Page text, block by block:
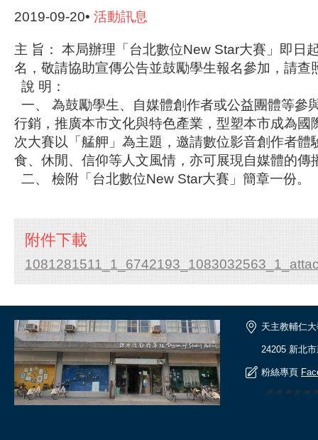
2019-09-20• 活動訊息
主 旨： 本局辦理「台北數位New Star大賽」即日
名，敬請協助宣傳公告並鼓勵學生報名參加，請查
說 明：
一、 為鼓勵學生、自媒體創作者或公益團體等參
行銷，推廣本市文化與特色產業，型塑本市成為國
次大賽以「艋舺」為主題，邀請數位影音創作者體
食、休閒、信仰等人文風情，亦可展現自媒體的傳
二、 檢附「台北數位New Star大賽」簡章一份。
附件下載
天主教輔仁
24205 新北
粉絲專頁